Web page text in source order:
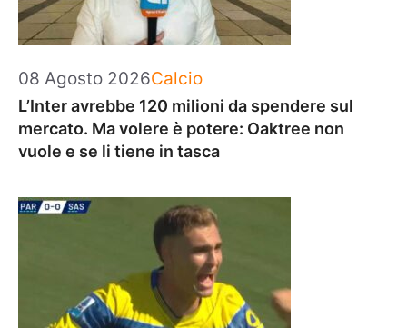
08 Agosto 2026Categorie
Calcio
L’Inter avrebbe 120 milioni da spendere sul
mercato. Ma volere è potere: Oaktree non
vuole e se li tiene in tasca